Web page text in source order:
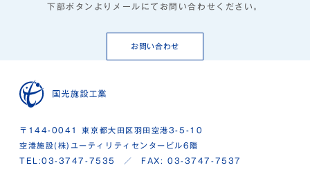
下部ボタンよりメールにてお問い合わせください。
お問い合わせ
〒144-0041 東京都大田区羽田空港3-5-10
空港施設(株)ユーティリティセンタービル6階
TEL:03-3747-7535 ／ FAX: 03-3747-7537